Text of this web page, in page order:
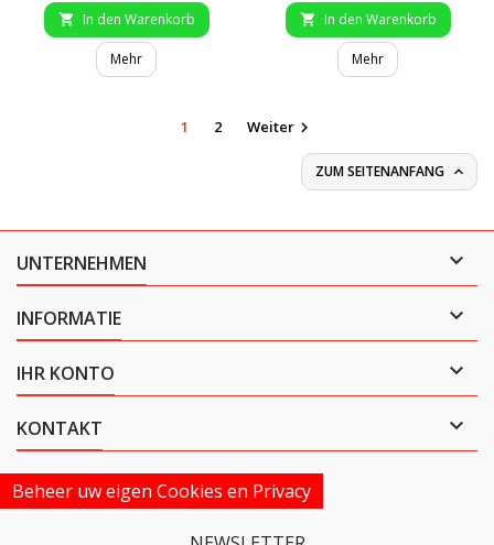
 In den Warenkorb
Mehr
 In den Warenkorb
Mehr
1 2 Weiter
ZUM SEITENANFANG 
UNTERNEHMEN 
INFORMATIE 
IHR KONTO 
KONTAKT 
Beheer uw eigen Cookies en Privacy